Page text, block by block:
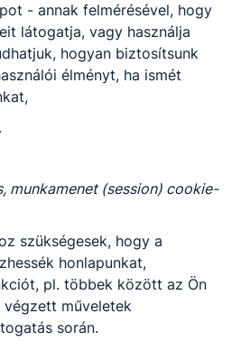
RENDELKEZŐ
kapcsolatos
az árukészletet, részt
tárolásában és
ételeket ajánl az
italokat
felszolgálási
az egység igényeinek
előkészíti a
- annak felmérésével, hogy
látogatja, vagy használja
hogyan biztosítsunk
élményt, ha ismét
munkamenet (session) cookie-
szükségesek, hogy a
honlapunkat,
pl. többek között az Ön
műveletek
során.